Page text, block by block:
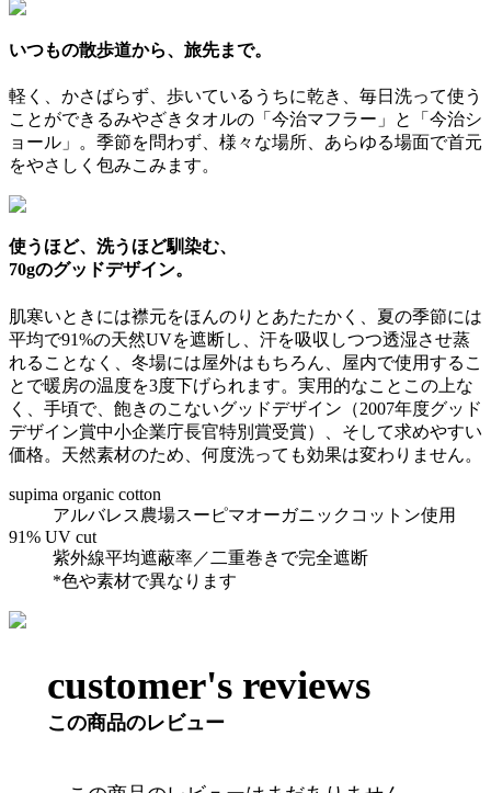
いつもの散歩道から、旅先まで。
軽く、かさばらず、歩いているうちに乾き、毎日洗って使う
ことができるみやざきタオルの「今治マフラー」と「今治シ
ョール」。季節を問わず、様々な場所、あらゆる場面で首元
をやさしく包みこみます。
使うほど、洗うほど馴染む、
70gのグッドデザイン。
肌寒いときには襟元をほんのりとあたたかく、夏の季節には
平均で91%の天然UVを遮断し、汗を吸収しつつ透湿させ蒸
れることなく、冬場には屋外はもちろん、屋内で使用するこ
とで暖房の温度を3度下げられます。実用的なことこの上な
く、手頃で、飽きのこないグッドデザイン（2007年度グッド
デザイン賞中小企業庁長官特別賞受賞）、そして求めやすい
価格。天然素材のため、何度洗っても効果は変わりません。
supima organic cotton
アルバレス農場スーピマオーガニックコットン使用
91% UV cut
紫外線平均遮蔽率／二重巻きで完全遮断
*色や素材で異なります
customer's reviews
この商品のレビュー